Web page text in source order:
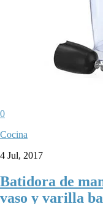
0
Cocina
4 Jul, 2017
Batidora de
vaso y varilla